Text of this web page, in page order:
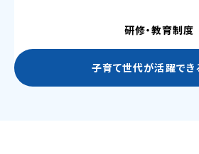
研修・教育制度
子育て世代が活躍でき